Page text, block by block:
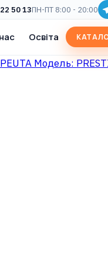
50 13ПН-ПТ 8:00 - 20:00
Освіта